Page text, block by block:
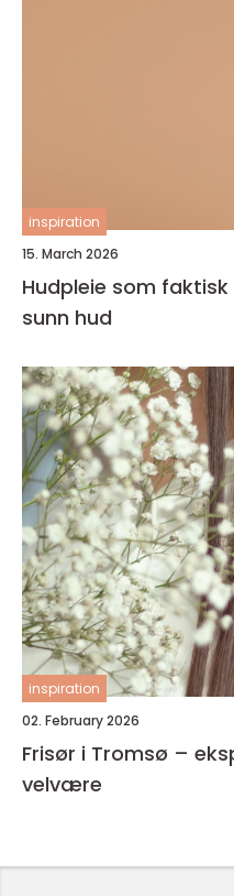
inspiration
15. March 2026
Hudpleie som faktisk
sunn hud
inspiration
02. February 2026
Frisør i Tromsø –
velvære